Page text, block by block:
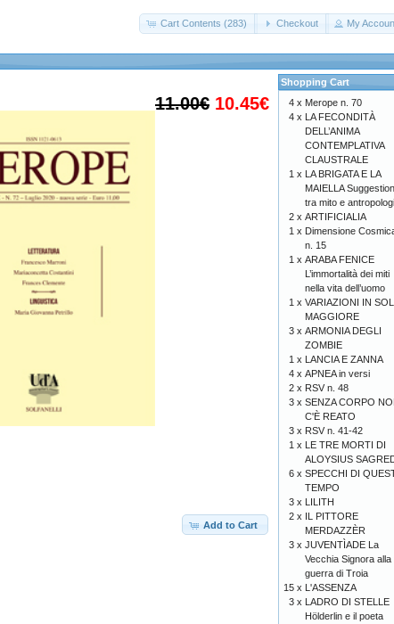
Cart Contents (283) Checkout My
11.00€ 10.45€
Add to Cart
Shopping Cart
4 x Merope n. 70
4 x LA FECONDITÀ
DELL’ANIMA
CONTEMPLATIVA
CLAUSTRALE
1 x LA BRIGATA E LA
MAIELLA
tra mito e
2 x ARTIFICIALIA
1 x Dimensione
n. 15
1 x ARABA FENICE
L’immortalità dei miti
nella vita dell’uomo
1 x VARIAZIONI IN SOL
MAGGIORE
3 x ARMONIA DEGLI
ZOMBIE
1 x LANCIA E ZANNA
4 x APNEA in versi
2 x RSV n. 48
3 x SENZA CORPO
C'È REATO
3 x RSV n. 41-42
1 x LE TRE MORTI DI
ALOYSIUS
6 x SPECCHI DI
TEMPO
3 x LILITH
2 x IL PITTORE
MERDAZZÈR
3 x JUVENTÌADE La
Vecchia Signora alla
guerra di Troia
15 x L'ASSENZA
3 x LADRO DI STELLE
Hölderlin e il poeta